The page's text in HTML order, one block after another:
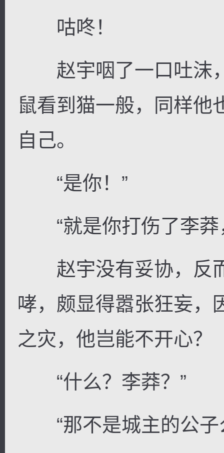
咕咚！
赵宇咽了一口吐沫
鼠看到猫一般，同样他
自己。
“是你！”
“就是你打伤了李莽
赵宇没有妥协，反
哮，颇显得嚣张狂妄，
之灾，他岂能不开心？
“什么？李莽？”
“那不是城主的公子